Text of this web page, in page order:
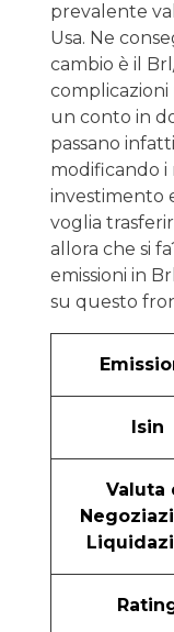
prevalente
Usa. Ne
cambio è il
un conto in
passano
modificando
investimento
voglia
allora che si
emissioni in
su questo
Isin
Valuta